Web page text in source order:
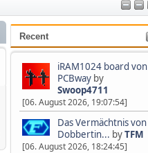
Recent
iRAM1024 board von
PCBway by
Swoop4711
[06. August 2026, 19:07:54]
Das Vermächtnis von
Dobbertin... byTFM
[06. August 2026, 18:24:45]